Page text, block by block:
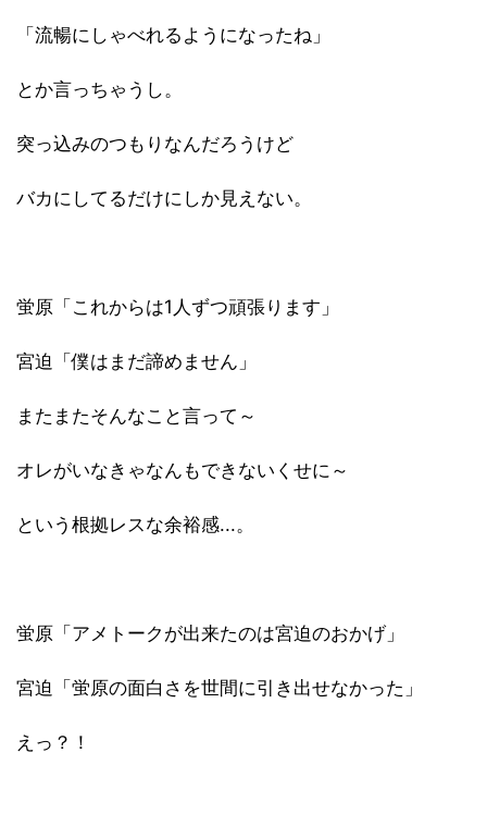
「流暢にしゃべれるようになったね」
とか言っちゃうし。
突っ込みのつもりなんだろうけど
バカにしてるだけにしか見えない。
蛍原「これからは1人ずつ頑張ります」
宮迫「僕はまだ諦めません」
またまたそんなこと言って～
オレがいなきゃなんもできないくせに～
という根拠レスな余裕感...。
蛍原「アメトークが出来たのは宮迫のおかげ」
宮迫 「 蛍原の面白さを世間に引き出せなかった」
えっ？！